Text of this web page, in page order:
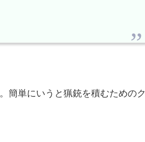
簡単にいうと猟銃を積むためのク